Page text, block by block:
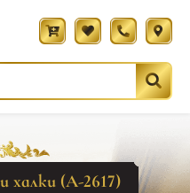
халки (A-2617)